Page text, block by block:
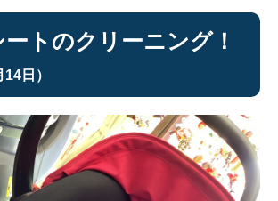
トのクリーニング！
日）